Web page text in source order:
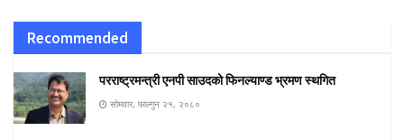
Recommended
परराष्ट्रमन्त्री एनपी साउदको फिनल्याण्ड भ्रमण स्थगित
सोमवार, फाल्गुन २१, २०८०